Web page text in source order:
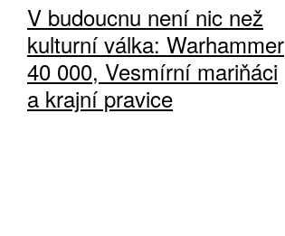
V budoucnu není nic než
kulturní válka: Warhammer
40 000, Vesmírní mariňáci
a krajní pravice